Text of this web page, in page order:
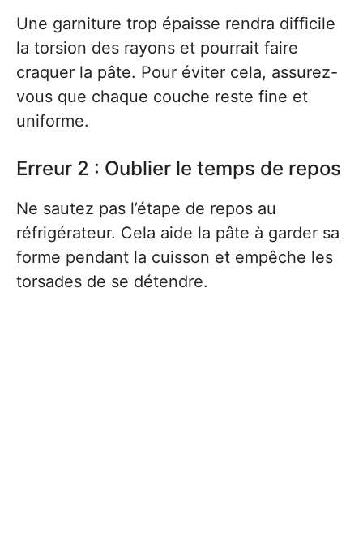
Une garniture trop épaisse rendra difficile
la torsion des rayons et pourrait faire
craquer la pâte. Pour éviter cela, assurez-
vous que chaque couche reste fine et
uniforme.
Erreur 2 : Oublier le temps de repos
Ne sautez pas l’étape de repos au
réfrigérateur. Cela aide la pâte à garder sa
forme pendant la cuisson et empêche les
torsades de se détendre.